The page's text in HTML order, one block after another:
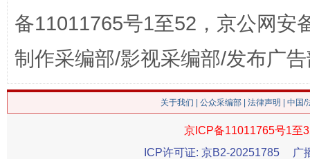
今
备11011765号1至52，京公网安
制作采编部/影视采编部/发布广
关于我们 公众采编部 法律声明 | 中国
京ICP备11011765号1至
ICP许可证: 京B2-20251785
广